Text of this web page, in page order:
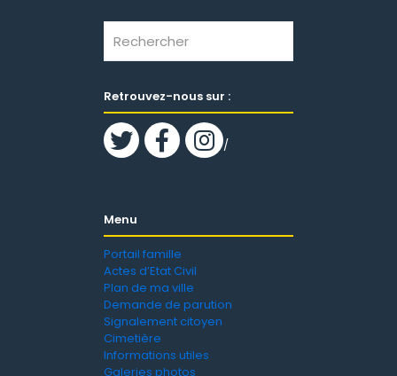
Retrouvez-nous sur :
/
Menu
Portail famille
Actes d’Etat Civil
Plan de ma ville
Demande de parution
Signalement citoyen
Cimetière
Informations utiles
Galeries photos